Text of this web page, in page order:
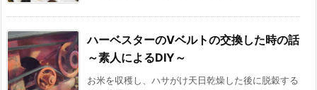
ハーベスターのVベルトの交換した時の話
～素人によるDIY～
お米を収穫し、ハサがけ天日乾燥した後に脱穀する